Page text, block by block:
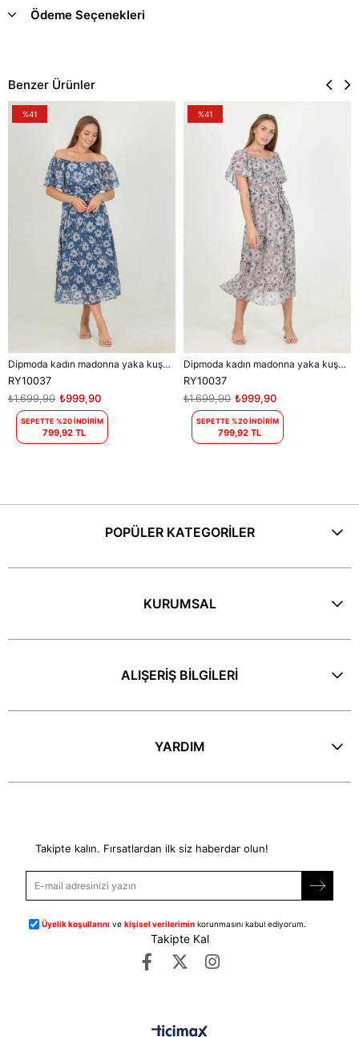
Ödeme Seçenekleri
Benzer Ürünler
Dipmoda kadın madonna yaka kuşaklı desenli şifon elbise RY10037
RY10037
₺999,90
₺1.699,90
SEPETTE %20 İNDİRİM
799,92 TL
%41
Dipmoda kadın madonna yaka kuşaklı desenli şifon elbise RY10037
RY10037
₺999,90
₺1.699,90
SEPETTE %20 İNDİRİM
799,92 TL
%41
POPÜLER KATEGORİLER
KURUMSAL
ALIŞERİŞ BİLGİLERİ
YARDIM
Takipte kalın. Fırsatlardan ilk siz haberdar olun!
Üyelik koşullarını vekişisel verilerimin korunmasını kabul ediyorum.
Takipte Kal